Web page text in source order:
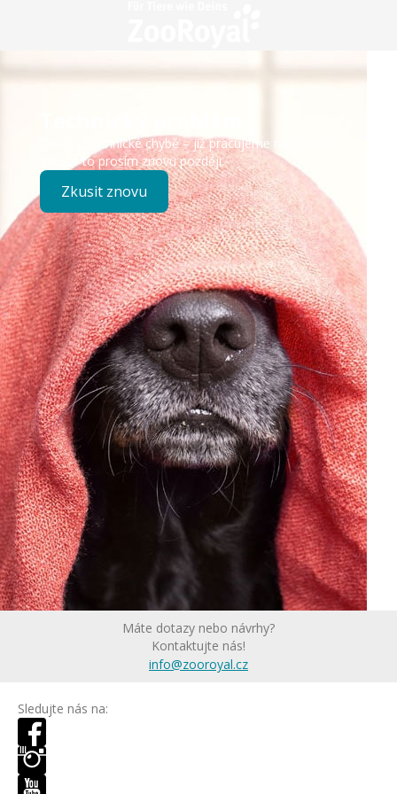
Došlo k technické chybě – již pracujeme na opravě.
Zkuste to prosím znovu později.
Zkusit znovu
Máte dotazy nebo návrhy?
Kontaktujte nás!
info@zooroyal.cz
Sledujte nás na: